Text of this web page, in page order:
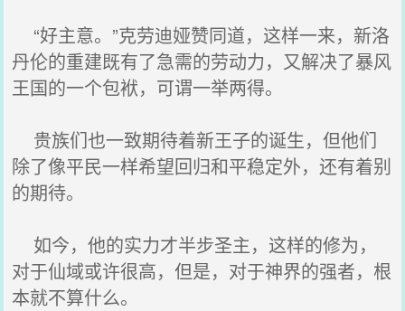
“好主意。”克劳迪娅赞同道，这样一来，新洛
丹伦的重建既有了急需的劳动力，又解决了暴风
王国的一个包袱，可谓一举两得。
贵族们也一致期待着新王子的诞生，但他们
除了像平民一样希望回归和平稳定外，还有着别
的期待。
如今，他的实力才半步圣主，这样的修为，
对于仙域或许很高，但是，对于神界的强者，根
本就不算什么。